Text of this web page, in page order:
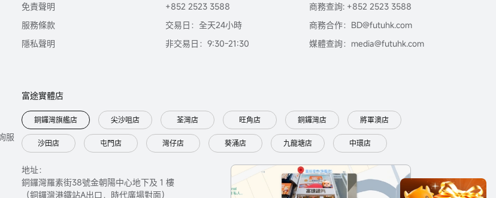
免責聲明
服務條款
隱私聲明
+852 2523 3588
交易日：全天24小時
非交易日：9:30-21:30
商務查詢: +852 2523 3588
商務合作：BD@futuhk.com
媒體查詢：media@futuhk.com
服
富途實體店
銅鑼灣旗艦店 尖沙咀店 荃灣店 旺角店 銅鑼灣店 將軍澳店
沙田店 屯門店 灣仔店 葵涌店 九龍塘店 中環店
地址：
銅鑼灣羅素街38號金朝陽中心地下及 1 樓
（銅鑼灣港鐵站A出口，時代廣場對面）